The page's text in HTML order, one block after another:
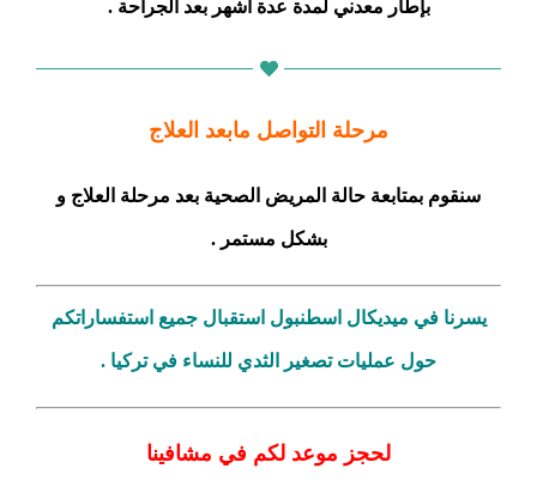
بإطار معدني لمدة عدة أشهر بعد الجراحة .
مرحلة التواصل مابعد العلاج
سنقوم بمتابعة حالة المريض الصحية بعد مرحلة العلاج و
بشكل مستمر .
يسرنا في ميديكال اسطنبول استقبال جميع استفساراتكم
حول عمليات تصغير الثدي للنساء في تركيا .
لحجز موعد لكم في مشافينا